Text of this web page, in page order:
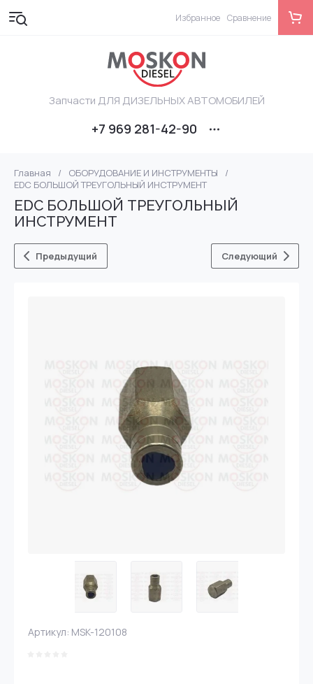
Запчасти ДЛЯ ДИЗЕЛЬНЫХ АВТОМОБИЛЕЙ
+7 969 281-42-90
Избранное Сравнение
Главная / ОБОРУДОВАНИЕ И ИНСТРУМЕНТЫ
/
EDC БОЛЬШОЙ ТРЕУГОЛЬНЫЙ ИНСТРУМЕНТ
EDC БОЛЬШОЙ ТРЕУГОЛЬНЫЙ
ИНСТРУМЕНТ
Предыдущий Следующий
Артикул: MSK-120108